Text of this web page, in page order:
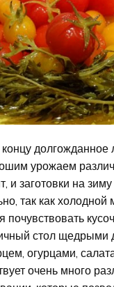
долгожданное
урожаем
и заготовки на
так как холодной
почувствовать
стол щедрыми
огурцами,
очень много